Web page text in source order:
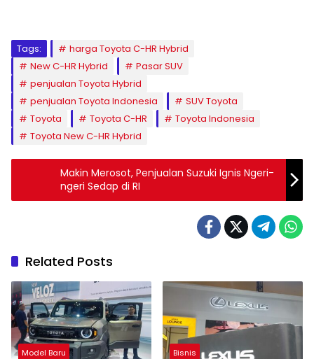
Tags:
harga Toyota C-HR Hybrid
New C-HR Hybrid
Pasar SUV
penjualan Toyota Hybrid
penjualan Toyota Indonesia
SUV Toyota
Toyota
Toyota C-HR
Toyota Indonesia
Toyota New C-HR Hybrid
Makin Merosot, Penjualan Suzuki Ignis Ngeri-
ngeri Sedap di RI
Related Posts
Model Baru Bisnis